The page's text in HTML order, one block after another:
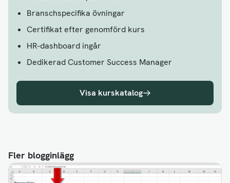
Branschspecifika övningar
Certifikat efter genomförd kurs
HR-dashboard ingår
Dedikerad Customer Success Manager
Visa kurskatalog
Fler blogginlägg